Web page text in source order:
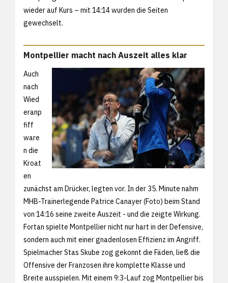
wieder auf Kurs – mit 14:14 wurden die Seiten
gewechselt.
Montpellier macht nach Auszeit alles klar
Auch
nach
Wied
eranp
fiff
ware
n die
Kroat
en
zunächst am Drücker, legten vor. In der 35. Minute nahm
MHB-Trainerlegende Patrice Canayer (Foto) beim Stand
von 14:16 seine zweite Auszeit - und die zeigte Wirkung.
Fortan spielte Montpellier nicht nur hart in der Defensive,
sondern auch mit einer gnadenlosen Effizienz im Angriff.
Spielmacher Stas Skube zog gekonnt die Fäden, ließ die
Offensive der Franzosen ihre komplette Klasse und
Breite ausspielen. Mit einem 9:3-Lauf zog Montpellier bis